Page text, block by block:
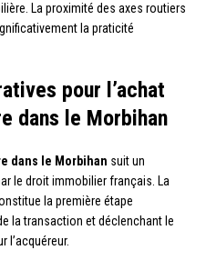
La proximité des axes routiers
la praticité
pour l’achat
dans le Morbihan
dans le Morbihan suit un
le droit immobilier français. La
la première étape
la transaction et déclenchant le
l’acquéreur.